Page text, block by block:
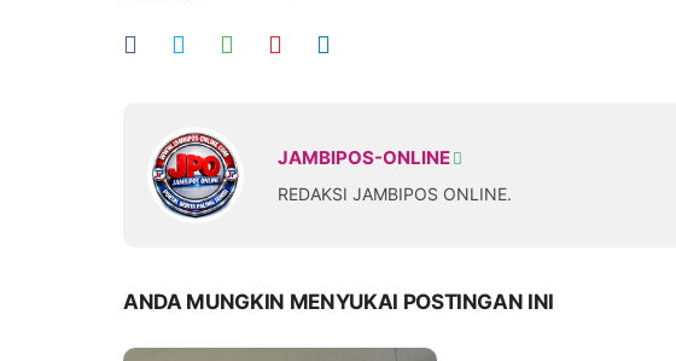
JAMBIPOS-ONLINE
REDAKSI JAMBIPOS ONLINE.
ANDA MUNGKIN MENYUKAI POSTINGAN INI